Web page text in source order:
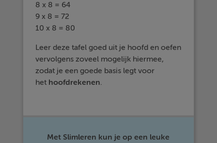
8 x 8 = 64
9 x 8 = 72
10 x 8 = 80
Leer deze tafel goed uit je hoofd en oefen
vervolgens zoveel mogelijk hiermee,
zodat je een goede basis legt voor
het hoofdrekenen.
Met Slimleren kun je op een leuke